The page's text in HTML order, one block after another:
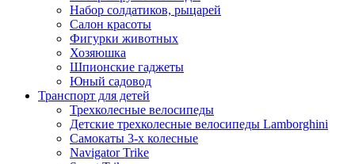
Набор солдатиков, рыцарей
Салон красоты
Фигурки животных
Хозяюшка
Шпионские гаджеты
Юный садовод
Транспорт для детей
Трехколесные велосипеды
Детские трехколесные велосипеды Lamborghini
Самокаты 3-х колесные
Navigator Trike